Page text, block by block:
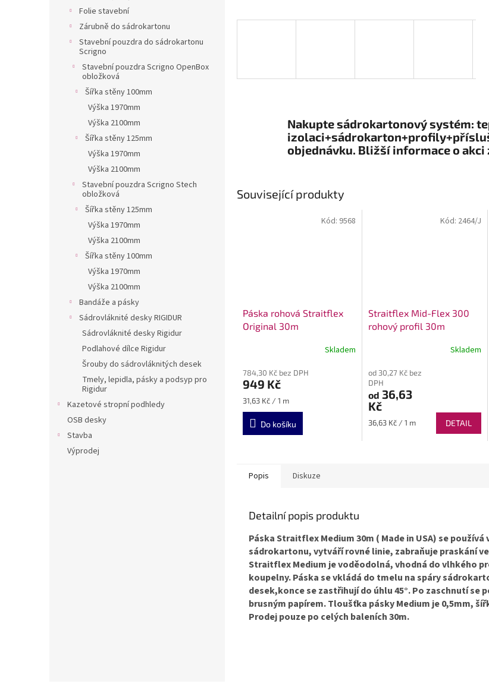
Folie stavební
Zárubně do sádrokartonu
Stavební pouzdra do sádrokartonu
Scrigno
Stavební pouzdra Scrigno OpenBox
obložková
Šířka stěny 100mm
Výška 1970mm
Výška 2100mm
Šířka stěny 125mm
Výška 1970mm
Výška 2100mm
Stavební pouzdra Scrigno Stech
obložková
Šířka stěny 125mm
Výška 1970mm
Výška 2100mm
Šířka stěny 100mm
Výška 1970mm
Výška 2100mm
Bandáže a pásky
Sádrovláknité desky RIGIDUR
Sádrovláknité desky Rigidur
Podlahové dílce Rigidur
Šrouby do sádrovláknitých desek
Tmely, lepidla, pásky a podsyp pro
Rigidur
Kazetové stropní podhledy
OSB desky
Stavba
Výprodej
Nakupte sádrokartonový systém:
objednávku. Bližší informace o akci
Související produkty
Páska rohová Straitflex
Original 30m
Skladem
784,30 Kč bez DPH
949 Kč
Měrná
cena:
31,63 Kč / 1 m
Do košíku
Kód: 9568
Straitflex Mid-Flex 300
rohový profil 30m
Skladem
od 30,27 Kč bez
DPH
od 36,63
Kč
Měrná
36,63 Kč / 1 m DETAIL
Kód: 2464/J
Popis Diskuze
Detailní popis produktu
Páska Straitflex Medium 30m ( Made in USA) se
sádrokartonu, vytváří rovné linie, zabraňuje praskání
Straitflex Medium je voděodolná, vhodná do vlhkého
koupelny. Páska se vkládá do tmelu na spáry
desek,konce se zastřihují do úhlu 45°. Po zaschnutí se
brusným papírem. Tloušťka pásky Medium je 0,5mm,
Prodej pouze po celých baleních 30m.